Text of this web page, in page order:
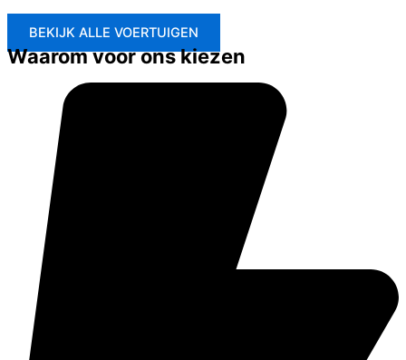
BEKIJK ALLE VOERTUIGEN
Waarom voor ons kiezen